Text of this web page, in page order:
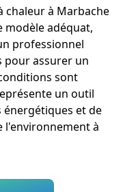
chaleur à Marbache
modèle adéquat,
professionnel
pour assurer un
sont
un outil
énergétiques et de
l'environnement à